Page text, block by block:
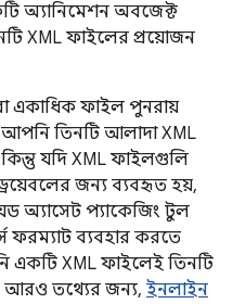
অ্যানিমেশন অবজেক্ট
XML ফাইলের প্রয়োজন
একাধিক ফাইল পুনরায়
তিনটি আলাদা XML
যদি XML ফাইলগুলি
জন্য ব্যবহৃত হয়,
অ্যাসেট প্যাকেজিং টুল
ফরম্যাট ব্যবহার করতে
একটি XML ফাইলেই তিনটি
আরও তথ্যের জন্য, ইনলাইন